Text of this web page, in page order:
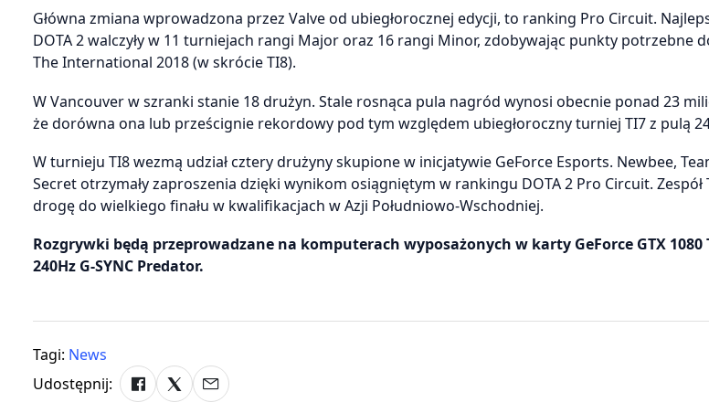
Główna zmiana wprowadzona przez Valve od ubiegłorocznej edycji, to ranking Pro Circuit.
DOTA 2 walczyły w 11 turniejach rangi Major oraz 16 rangi Minor, zdobywając punkty potrzebne
The International 2018 (w skrócie TI8).
W Vancouver w szranki stanie 18 drużyn. Stale rosnąca pula nagród wynosi obecnie ponad 23
że dorówna ona lub prześcignie rekordowy pod tym względem ubiegłoroczny turniej TI7 z pulą
W turnieju TI8 wezmą udział cztery drużyny skupione w inicjatywie GeForce Esports. Newbee,
Secret otrzymały zaproszenia dzięki wynikom osiągniętym w rankingu DOTA 2 Pro Circuit. Zespół
drogę do wielkiego finału w kwalifikacjach w Azji Południowo-Wschodniej.
Rozgrywki będą przeprowadzane na komputerach wyposażonych w karty GeForce GTX
240Hz G-SYNC Predator.
Tagi: News
Udostępnij: